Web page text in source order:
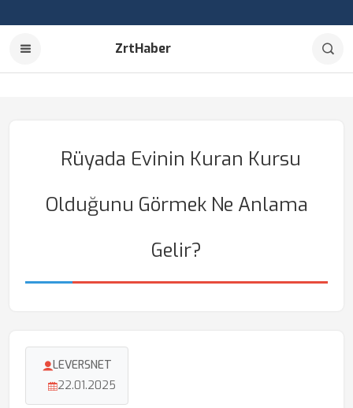
ZrtHaber
Rüyada Evinin Kuran Kursu
Olduğunu Görmek Ne Anlama
Gelir?
LEVERSNET
22.01.2025